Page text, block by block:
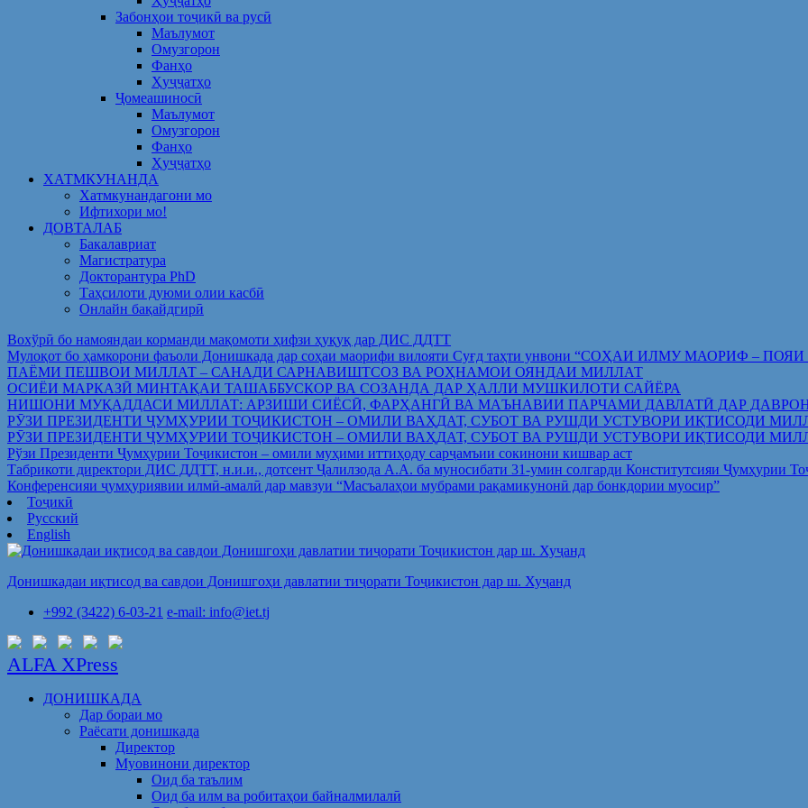
Забонҳои тоҷикӣ ва русӣ
Маълумот
Омузгорон
Фанҳо
Ҳуҷҷатҳо
Ҷомеашиносӣ
Маълумот
Омузгорон
Фанҳо
Ҳуҷҷатҳо
ХАТМКУНАНДА
Хатмкунандагони мо
Ифтихори мо!
ДОВТАЛАБ
Бакалавриат
Магистратура
Докторантура PhD
Таҳсилоти дуюми олии касбӣ
Онлайн бақайдгирӣ
Вохўрӣ бо намояндаи корманди мақомоти ҳифзи ҳуқуқ дар ДИС ДДТТ
Мулоқот бо ҳамкорони фаъоли Донишкада дар соҳаи маорифи вилояти Суғд таҳти унвони “СОҲАИ ИЛМУ МАОРИФ
ПАЁМИ ПЕШВОИ МИЛЛАТ – САНАДИ САРНАВИШТСОЗ ВА РОҲНАМОИ ОЯНДАИ МИЛЛАТ
ОСИЁИ МАРКАЗӢ МИНТАҚАИ ТАШАББУСКОР ВА СОЗАНДА ДАР ҲАЛЛИ МУШКИЛОТИ САЙЁРА
НИШОНИ МУҚАДДАСИ МИЛЛАТ: АРЗИШИ СИЁСӢ, ФАРҲАНГӢ ВА МАЪНАВИИ ПАРЧАМИ ДАВЛАТӢ ДАР
РӮЗИ ПРЕЗИДЕНТИ ҶУМҲУРИИ ТОҶИКИСТОН – ОМИЛИ ВАҲДАТ, СУБОТ ВА РУШДИ УСТУВОРИ ИҚТИСОДИ
РӮЗИ ПРЕЗИДЕНТИ ҶУМҲУРИИ ТОҶИКИСТОН – ОМИЛИ ВАҲДАТ, СУБОТ ВА РУШДИ УСТУВОРИ ИҚТИСОДИ
Рўзи Президенти Ҷумҳурии Тоҷикистон – омили муҳими иттиҳоду сарҷамъии сокинони кишвар аст
Табрикоти директори ДИС ДДТТ, н.и.и., дотсент Ҷалилзода А.А. ба муносибати 31-умин солгарди Конститутсияи Ҷумҳурии
Конференсияи ҷумҳуриявии илмӣ-амалӣ дар мавзуи “Масъалаҳои мубрами рақамикунонӣ дар бонкдории муосир”
Тоҷикӣ
Русский
English
Донишкадаи иқтисод ва савдои Донишгоҳи давлатии тиҷорати Тоҷикистон дар ш. Хуҷанд
+992 (3422) 6-03-21 e-mail: info@iet.tj
ALFA XPress
ДОНИШКАДА
Дар бораи мо
Раёсати донишкада
Директор
Муовинони директор
Оид ба таълим
Оид ба илм ва робитаҳои байналмилалӣ